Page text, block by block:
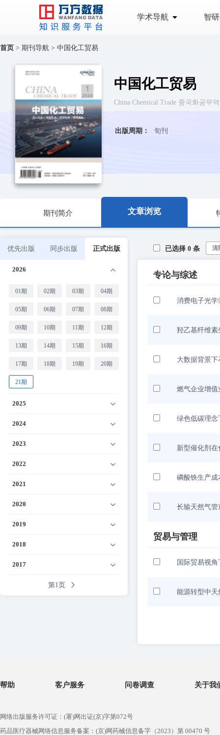
学术导航 智
首页 > 期刊导航 > 中国化工贸易
中国化工贸易
China Chemical Trade 중국화공무역
出版周期： 旬刊
期刊简介 文章浏览
优先出版 同步出版 正式出版
2026
01期 02期 03期 04期
05期 06期 07期 08期
09期 10期 11期 12期
13期 14期 15期 16期
17期 18期 19期 20期
21期
2025
2024
2023
2022
2021
2020
2019
2018
2017
第1页
已选择 0 条 清
专论与综述
消费电子光
羟乙基纤维
大数据背景
燃气企业增
绿色低碳理
新型催化剂
磷酸铁生产
长输天然气
贸易与管理
国际贸易视
能源转型中
帮助 客户服务 问卷调查 关于我
网络出版服务许可证：(署)网出证(京)字第072号
药品医疗器械网络信息服务备案：(京)网药械信息备字（2023）第 00470 号